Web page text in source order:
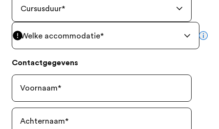
Cursusduur*
Welke accommodatie*
Contactgegevens
Voornaam*
Achternaam*